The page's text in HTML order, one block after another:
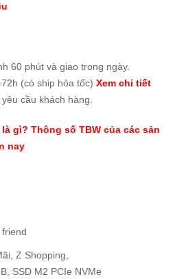
60 phút và giao trong ngày.
(có ship hỏa tốc) Xem chi tiết
cầu khách hàng.
là gì? Thông số TBW của các sản
nay
Z Shopping
SSD M2 PCIe NVMe